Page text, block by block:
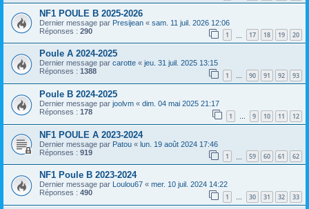
NF1 POULE B 2025-2026
Dernier message par Presijean « sam. 11 juil. 2026 12:06
Réponses : 290 1 17 18 19 20
Poule A 2024-2025
Dernier message par carotte « jeu. 31 juil. 2025 13:15
Réponses : 1388 1 … 90 91 92 93
Poule B 2024-2025
Dernier message par joolvm « dim. 04 mai 2025 21:17
Réponses : 178 1 … 9 10 11 12
NF1 POULE A 2023-2024
Dernier message par Patou « lun. 19 août 2024 17:46
Réponses : 919 1 59 60 61 62
NF1 Poule B 2023-2024
Dernier message par Loulou67 « mer. 10 juil. 2024 14:22
Réponses : 490 1 … 30 31 32 33